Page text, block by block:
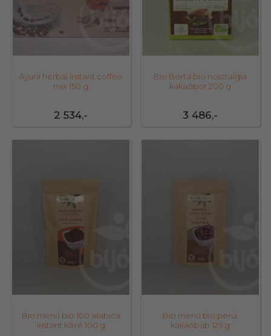
2 534,-
Ayura herbal instant coffee
mix 150 g
3 486,-
Bio Berta bio nosztalgia
kakaópor 200 g
Bio menü bio 100 arabica
instant kávé 100 g
Bio menü bio perui
kakaóbab 125 g